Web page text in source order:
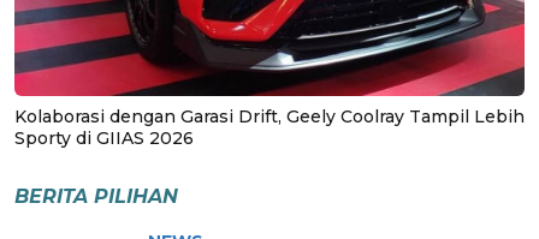
Kolaborasi dengan Garasi Drift, Geely Coolray Tampil Lebih
Sporty di GIIAS 2026
BERITA PILIHAN